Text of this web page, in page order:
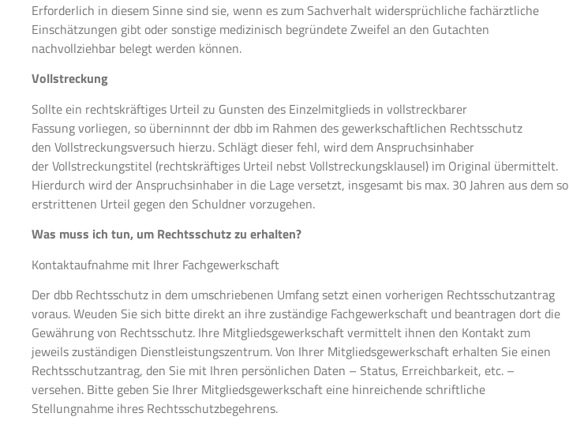
Erforderlich in diesem Sinne sind sie, wenn es zum Sachverhalt widersprüchliche fachärztliche
Einschätzungen gibt oder sonstige medizinisch begründete Zweifel an den Gutachten
nachvollziehbar belegt werden können.
Vollstreckung
Sollte ein rechtskräftiges Urteil zu Gunsten des Einzelmitglieds in vollstreckbarer
Fassung vorliegen, so überninnnt der dbb im Rahmen des gewerkschaftlichen Rechtsschutz
den Vollstreckungsversuch hierzu. Schlägt dieser fehl, wird dem Anspruchsinhaber
der Vollstreckungstitel (rechtskräftiges Urteil nebst Vollstreckungsklausel) im Original übermittelt.
Hierdurch wird der Anspruchsinhaber in die Lage versetzt, insgesamt bis max. 30 Jahren aus dem so
erstrittenen Urteil gegen den Schuldner vorzugehen.
Was muss ich tun, um Rechtsschutz zu erhalten?
Kontaktaufnahme mit Ihrer Fachgewerkschaft
Der dbb Rechtsschutz in dem umschriebenen Umfang setzt einen vorherigen Rechtsschutzantrag
voraus. Weuden Sie sich bitte direkt an ihre zuständige Fachgewerkschaft und beantragen dort die
Gewährung von Rechtsschutz. Ihre Mitgliedsgewerkschaft vermittelt ihnen den Kontakt zum
jeweils zuständigen Dienstleistungszentrum. Von Ihrer Mitgliedsgewerkschaft erhalten Sie einen
Rechtsschutzantrag, den Sie mit Ihren persönlichen Daten – Status, Erreichbarkeit, etc. –
versehen. Bitte geben Sie Ihrer Mitgliedsgewerkschaft eine hinreichende schriftliche
Stellungnahme ihres Rechtsschutzbegehrens.